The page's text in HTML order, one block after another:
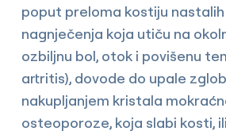
poput preloma kostiju
nagnječenja koja utiču na
ozbiljnu bol, otok i povišenu
artritis), dovode do upale
nakupljanjem kristala
osteoporoze, koja slabi kosti,